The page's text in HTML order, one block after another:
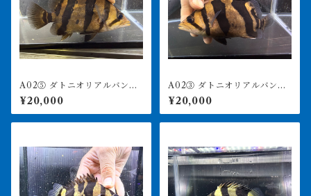
A02⑤ ダトニオリアルバン
ド 19㎝前後 買取個体
¥20,000
A02③ ダトニオリアルバン
ド 17㎝前後 買取個体
¥20,000